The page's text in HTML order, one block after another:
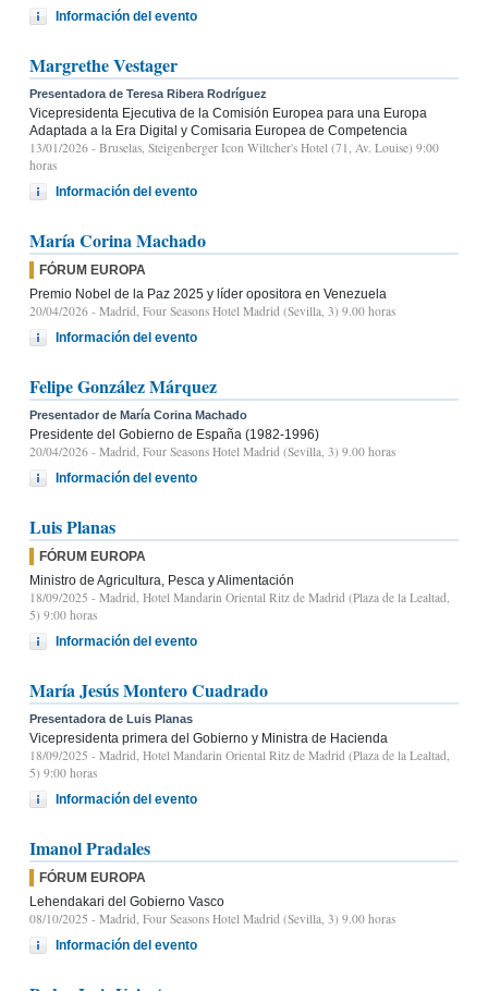
Información del evento
Margrethe Vestager
Presentadora de Teresa Ribera Rodríguez
Vicepresidenta Ejecutiva de la Comisión Europea para una Europa
Adaptada a la Era Digital y Comisaria Europea de Competencia
13/01/2026 - Bruselas, Steigenberger Icon Wiltcher's Hotel (71, Av. Louise) 9:00
horas
Información del evento
María Corina Machado
FÓRUM EUROPA
Premio Nobel de la Paz 2025 y líder opositora en Venezuela
20/04/2026 - Madrid, Four Seasons Hotel Madrid (Sevilla, 3) 9.00 horas
Información del evento
Felipe González Márquez
Presentador de María Corina Machado
Presidente del Gobierno de España (1982-1996)
20/04/2026 - Madrid, Four Seasons Hotel Madrid (Sevilla, 3) 9.00 horas
Información del evento
Luis Planas
FÓRUM EUROPA
Ministro de Agricultura, Pesca y Alimentación
18/09/2025 - Madrid, Hotel Mandarin Oriental Ritz de Madrid (Plaza de la Lealtad,
5) 9:00 horas
Información del evento
María Jesús Montero Cuadrado
Presentadora de Luis Planas
Vicepresidenta primera del Gobierno y Ministra de Hacienda
18/09/2025 - Madrid, Hotel Mandarin Oriental Ritz de Madrid (Plaza de la Lealtad,
5) 9:00 horas
Información del evento
Imanol Pradales
FÓRUM EUROPA
Lehendakari del Gobierno Vasco
08/10/2025 - Madrid, Four Seasons Hotel Madrid (Sevilla, 3) 9.00 horas
Información del evento